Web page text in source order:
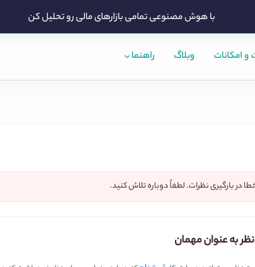
با هوش مصنوعی تمامی بازارهای مالی رو تحلیل کن
امکانات وبلاگ راهنما
در بارگیری نظرات. لطفاً دوباره تلاش کنید.
به عنوان مهمان